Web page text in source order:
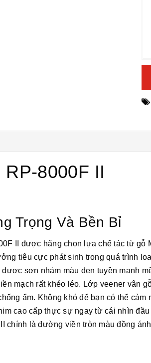
8000F II
Trọng Và Bền Bỉ
II được hãng chọn lựa chế tác từ gỗ
tiêu cực phát sinh trong quá trình
sơn nhám màu đen tuyền mạnh
mạch rất khéo léo. Lớp veener vân
ẩm. Không khó để bạn có thể
cao cấp thực sự ngay từ cái nhìn
chính là đường viền tròn màu đồng